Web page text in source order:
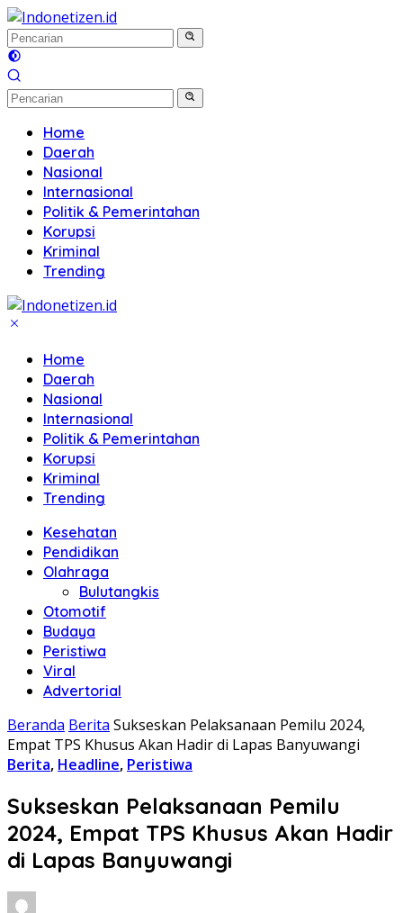
Langsung
ke
konten
Home
Daerah
Nasional
Internasional
Politik & Pemerintahan
Korupsi
Kriminal
Trending
Home
Daerah
Nasional
Internasional
Politik & Pemerintahan
Korupsi
Kriminal
Trending
Kesehatan
Pendidikan
Olahraga
Bulutangkis
Otomotif
Budaya
Peristiwa
Viral
Advertorial
Beranda Berita Sukseskan Pelaksanaan Pemilu 2024,
Empat TPS Khusus Akan Hadir di Lapas Banyuwangi
Berita, Headline, Peristiwa
Sukseskan Pelaksanaan Pemilu
2024, Empat TPS Khusus Akan Hadir
di Lapas Banyuwangi